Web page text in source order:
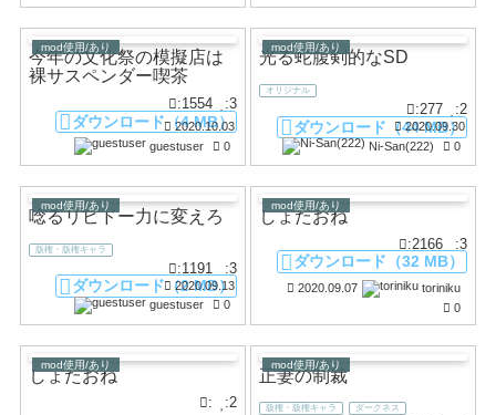
mod使用/あり
今年の文化祭の模擬店は
裸サスペンダー喫茶
:1554 :3
2020.10.03
guestuser
0
ダウンロード（4 MB）
mod使用/あり
光る蛇腹剣的なSD
オリジナル
:277 :2
2020.09.30
Ni-San(222)
0
ダウンロード（44 MB）
mod使用/あり
唸るリビドー力に変えろ
版権・版権キャラ
:1191 :3
2020.09.13
guestuser
0
ダウンロード（2 MB）
mod使用/あり
しょたおね
:2166 :3
2020.09.07
toriniku
0
ダウンロード（32 MB）
mod使用/あり
しょたおね
: :2
mod使用/あり
正妻の制裁
版権・版権キャラ ダークネス